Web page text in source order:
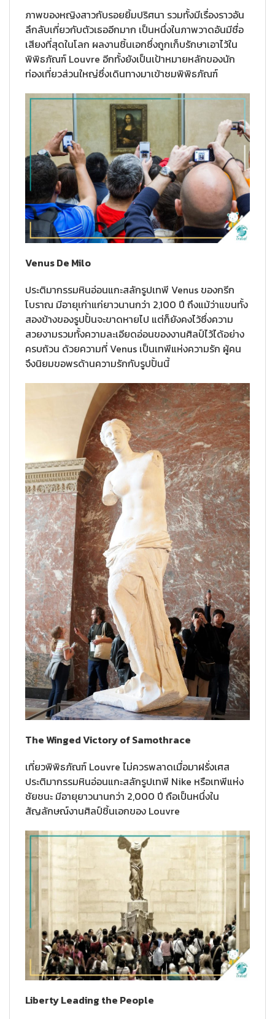
ภาพของหญิงสาวกับรอยยิ้มปริศนา รวมทั้งมีเรื่องราวอัน
ลึกลับเกี่ยวกับตัวเธออีกมาก เป็นหนึ่งในภาพวาดอันมีชื่อ
เสียงที่สุดในโลก ผลงานชิ้นเอกซึ่งถูกเก็บรักษาเอาไว้ใน
พิพิธภัณฑ์ Louvre อีกทั้งยังเป็นเป้าหมายหลักของนัก
ท่องเที่ยวส่วนใหญ่ซึ่งเดินทางมาเข้าชมพิพิธภัณฑ์
Venus De Milo
ประติมากรรมหินอ่อนแกะสลักรูปเทพี Venus ของกรีก
โบราณ มีอายุเก่าแก่ยาวนานกว่า 2,100 ปี ถึงแม้ว่าแขนทั้ง
สองข้างของรูปปั้นจะขาดหายไป แต่ก็ยังคงไว้ซึ่งความ
สวยงามรวมทั้งความละเอียดอ่อนของงานศิลป์ไว้ได้อย่าง
ครบถ้วน ด้วยความที่ Venus เป็นเทพีแห่งความรัก ผู้คน
จึงนิยมขอพรด้านความรักกับรูปปั้นนี้
The Winged Victory of Samothrace
เที่ยวพิพิธภัณฑ์ Louvre ไม่ควรพลาดเมื่อมาฝรั่งเศส
ประติมากรรมหินอ่อนแกะสลักรูปเทพี Nike หรือเทพีแห่ง
ชัยชนะ มีอายุยาวนานกว่า 2,000 ปี ถือเป็นหนึ่งใน
สัญลักษณ์งานศิลป์ชิ้นเอกของ Louvre
Liberty Leading the People